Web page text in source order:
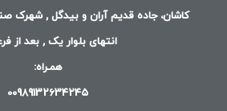
کاشان، جاده قدیم آران و بیدگل , شهرک
انتهای بلوار یک , بعد از
همـراه:
00989132634245